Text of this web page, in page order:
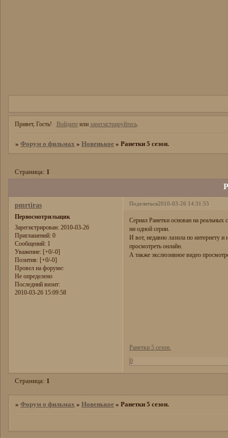
Привет, Гость! Войдитеили зарегистрируйтесь.
» Форум о фильмах » Новенькое » Ранетки 5 сезон.
Страница: 1
Поделиться2010-03-26 14:31:55
pmrtiras
Первосмотрильщик
Зарегистрирован: 2010-03-26
Приглашений:0
Сообщений:1
Уважение: [+0/-0]
Позитив: [+0/-0]
Провел на форуме:
Не определено
Последний визит:
2010-03-26 15:09:58
Сериал Ранетки основан на реальных
ни одной серии.
И вот, недавно лазила по интернету
просмотреть онлайн.
А также экслюзивное видео
Ранетки 5 сезон.
0
Страница: 1
» Форум о фильмах » Новенькое » Ранетки 5 сезон.